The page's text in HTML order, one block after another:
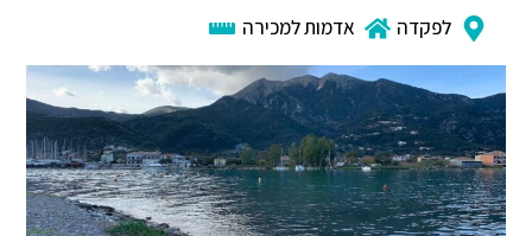
לפקדה אדמות למכירה